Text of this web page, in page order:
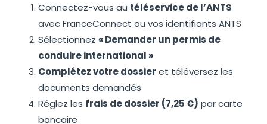
Connectez-vous au téléservice de l’ANTS
avec FranceConnect ou vos identifiants ANTS
Sélectionnez « Demander un permis de
conduire international »
Complétez votre dossier et téléversez les
documents demandés
Réglez les frais de dossier (7,25 €) par carte
bancaire